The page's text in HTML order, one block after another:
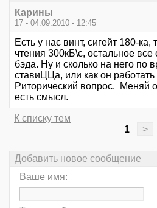
Карины
17 - 04.09.2010 - 12:45
Есть у нас винт, сигейт 180-ка,
чтения 300кБ\с, остальное все
бэда. Ну и сколько на него по
ставиЦЦа, или как он
Риторический вопрос. Меняй
есть смысл.
К списку тем
1
>
Добавить новое сообщение
Ваше имя: